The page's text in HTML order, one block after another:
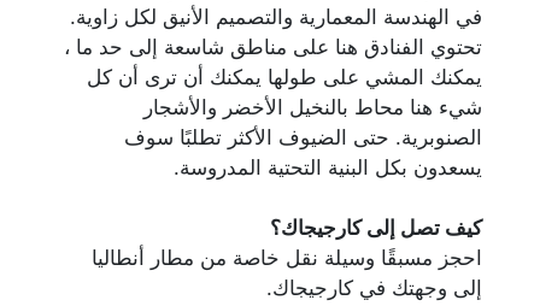
في الهندسة المعمارية والتصميم الأنيق لكل زاوية.
تحتوي الفنادق هنا على مناطق شاسعة إلى حد ما ،
يمكنك المشي على طولها يمكنك أن ترى أن كل
شيء هنا محاط بالنخيل الأخضر والأشجار
الصنوبرية. حتى الضيوف الأكثر تطلبًا سوف
يسعدون بكل البنية التحتية المدروسة.
كيف تصل إلى كارجيجاك؟
احجز مسبقًا وسيلة نقل خاصة من مطار أنطاليا
إلى وجهتك في كارجيجاك.